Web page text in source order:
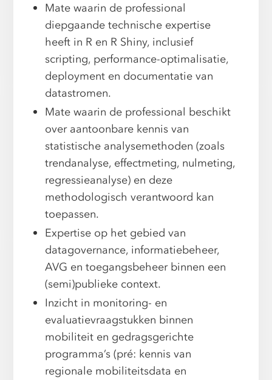
Mate waarin de professional
diepgaande technische expertise
heeft in R en R Shiny, inclusief
scripting, performance-optimalisatie,
deployment en documentatie van
datastromen.
Mate waarin de professional beschikt
over aantoonbare kennis van
statistische analysemethoden (zoals
trendanalyse, effectmeting, nulmeting,
regressieanalyse) en deze
methodologisch verantwoord kan
toepassen.
Expertise op het gebied van
datagovernance, informatiebeheer,
AVG en toegangsbeheer binnen een
(semi)publieke context.
Inzicht in monitoring- en
evaluatievraagstukken binnen
mobiliteit en gedragsgerichte
programma’s (pré: kennis van
regionale mobiliteitsdata en